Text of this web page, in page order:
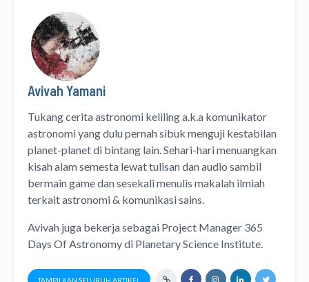
Avivah Yamani
Tukang cerita astronomi kelilinga.k.a komunikator
astronomiyang dulu pernah sibuk menguji kestabilan
planet-planet di bintang lain. Sehari-hari menuangkan
kisah alam semesta lewattulisandanaudio sambil
bermain game dan sesekali menulis makalah ilmiah
terkait astronomi & komunikasi sains.
Avivah juga bekerja sebagai Project Manager 365
Days Of Astronomydi Planetary Science Institute.
TAMPILKAN SELURUH ARTIKEL